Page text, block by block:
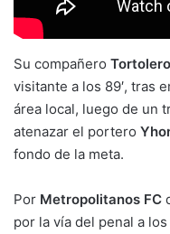
Su compañero
visitante a los 89′, tras
área local, luego de un
atenazar el portero
fondo de la meta.
Por Metropolitanos FC
por la vía del penal a